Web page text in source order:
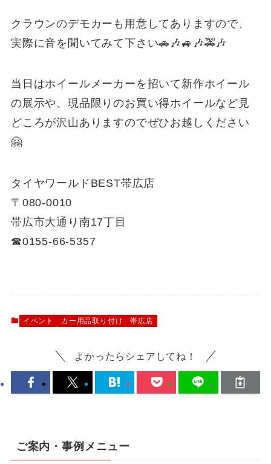
クラウンのデモカーも用意してありますので、
実際に音を聞いてみて下さい🚗🎶🚙🎶🚕🎶
当日はホイールメーカーを招いて新作ホイール
の展示や、現品限りのお買い得ホイールなど見
どころが沢山ありますのでぜひお越しください
🤗
タイヤワールドBEST帯広店
〒080-0010
帯広市大通り南17丁目
☎0155-66-5357
イベント カー用品取り付け 帯広店
よかったらシェアしてね！
ご案内・事例メニュー